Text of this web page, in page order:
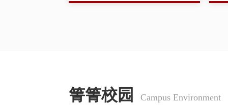
箐箐校园 Campus Environment